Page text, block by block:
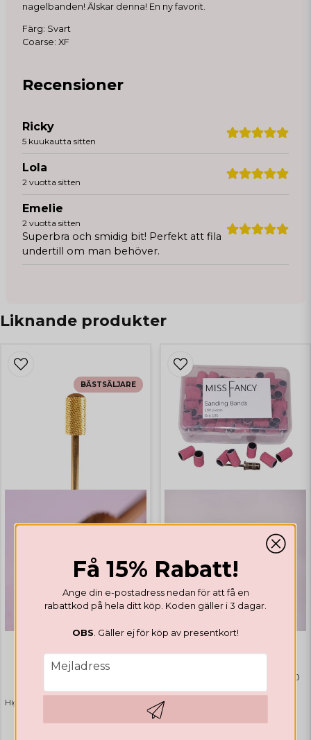
nagelbanden! Älskar denna! En ny favorit.
Färg: Svart
Coarse: XF
Recensioner
Ricky
5 kuukautta sitten
Lola
2 vuotta sitten
Emelie
2 vuotta sitten
Superbra och smidig bit! Perfekt att fila
undertill om man behöver.
Liknande produkter
DRILL BITS
Highlights
€ 35,44
BÄSTSÄLJARE
Sanding Bands 100st Grit 180
Rosa
€ 12,34
Få 15% Rabatt!
Ange din e-postadress nedan för att få en
rabattkod på hela ditt köp. Koden gäller i 3 dagar.
OBS . Gäller ej för köp av presentkort!
email
Mejladress